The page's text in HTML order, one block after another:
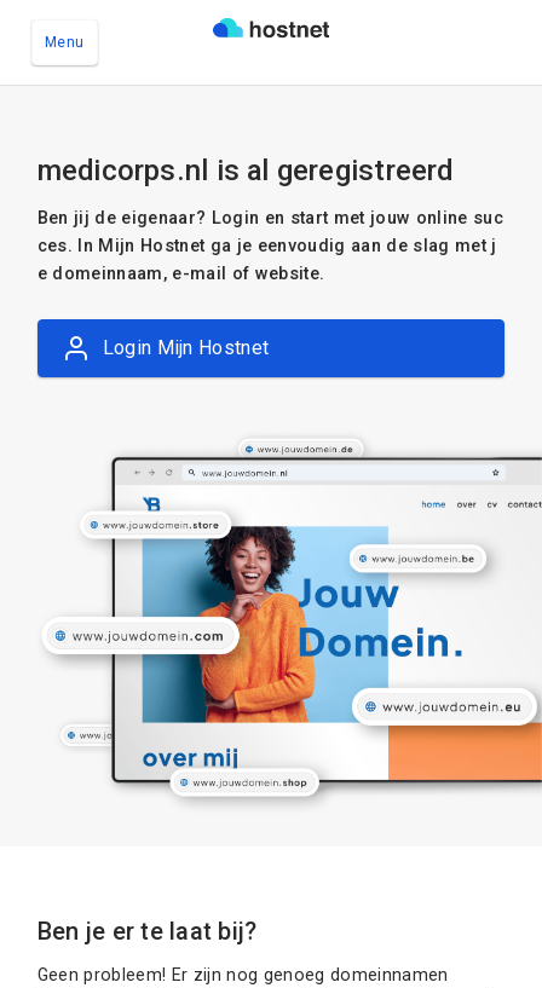
Menu
medicorps.nl is al geregistreerd
Ben jij de eigenaar? Login en start met jouw online suc
ces. In Mijn Hostnet ga je eenvoudig aan de slag met j
e domeinnaam, e-mail of website.
Login Mijn Hostnet
Ben je er te laat bij?
Geen probleem! Er zijn nog genoeg domeinnamen